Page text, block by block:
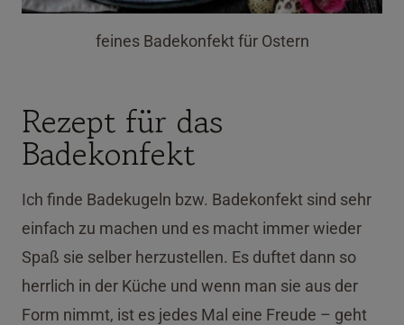
feines Badekonfekt für Ostern
Rezept für das
Badekonfekt
Ich finde Badekugeln bzw. Badekonfekt sind sehr
einfach zu machen und es macht immer wieder
Spaß sie selber herzustellen. Es duftet dann so
herrlich in der Küche und wenn man sie aus der
Form nimmt, ist es jedes Mal eine Freude – geht